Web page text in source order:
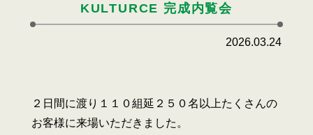
KULTURCE 完成内覧会
2026.03.24
２日間に渡り１１０組延２５０名以上たくさんの
お客様に来場いただきました。